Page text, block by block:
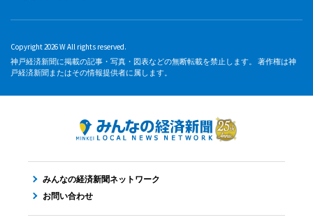
Copyright 2026 W All rights reserved.
神戸経済新聞に掲載の記事・写真・図表などの無断転載を禁止します。 著作権は神
戸経済新聞またはその情報提供者に属します。
みんなの経済新聞ネットワーク
お問い合わせ